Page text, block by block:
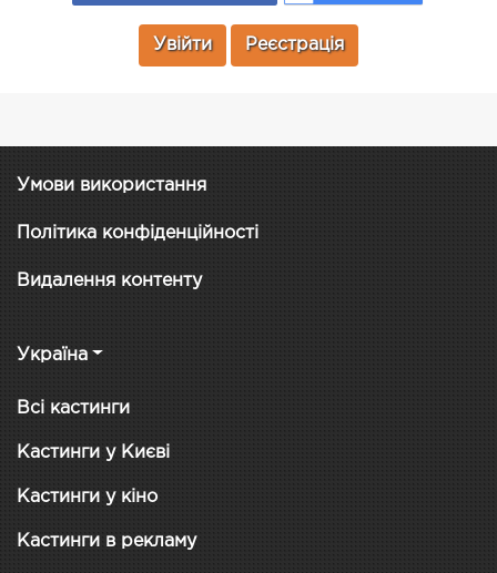
Увійти Реєстрація
Умови використання
Політика конфіденційності
Видалення контенту
Україна
Всі кастинги
Кастинги у Києві
Кастинги у кіно
Кастинги в рекламу